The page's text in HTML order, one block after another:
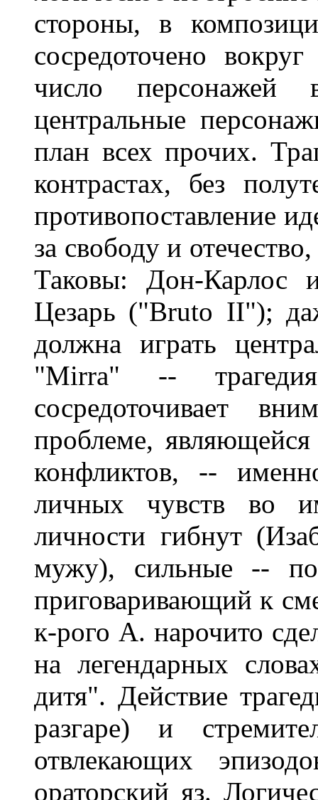
стороны, в
сосредоточено
число персонажей
центральные
план всех прочих.
контрастах, без
противопоставление
за свободу и
Таковы: Дон-
Цезарь ("Bruto II");
должна играть
"Mirra" --
сосредоточивает
проблеме, являющейся
конфликтов, --
личных чувств во
личности гибнут
мужу), сильные --
приговаривающий к
к-рого А. нарочито
на легендарных
дитя". Действие
разгаре) и
отвлекающих
ораторский яз.